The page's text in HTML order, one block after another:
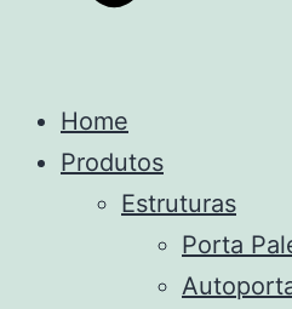
Home
Produtos
Estruturas
Porta